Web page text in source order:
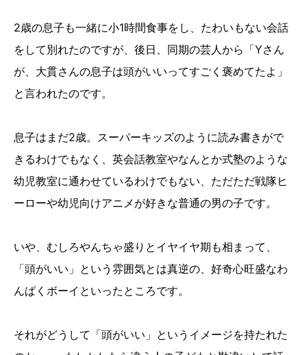
2歳の息子も一緒に小1時間食事をし、たわいもない会話
をして別れたのですが、後日、同期の芸人から「Yさん
が、大貫さんの息子は頭がいいってすごく褒めてたよ」
と言われたのです。
息子はまだ2歳。スーパーキッズのように読み書きがで
きるわけでもなく、英会話教室やなんとか式塾のような
幼児教室に通わせているわけでもない、ただただ戦隊ヒ
ーローや幼児向けアニメが好きな普通の男の子です。
いや、むしろやんちゃ盛りとイヤイヤ期も相まって、
「頭がいい」という雰囲気とは真逆の、好奇心旺盛なわ
んぱくボーイといったところです。
それがどうして「頭がいい」というイメージを持たれた